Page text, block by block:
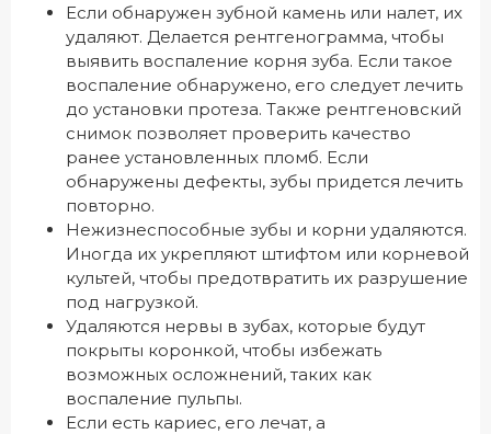
Если обнаружен зубной камень или налет, их
удаляют. Делается рентгенограмма, чтобы
выявить воспаление корня зуба. Если такое
воспаление обнаружено, его следует лечить
до установки протеза. Также рентгеновский
снимок позволяет проверить качество
ранее установленных пломб. Если
обнаружены дефекты, зубы придется лечить
повторно.
Нежизнеспособные зубы и корни удаляются.
Иногда их укрепляют штифтом или корневой
культей, чтобы предотвратить их разрушение
под нагрузкой.
Удаляются нервы в зубах, которые будут
покрыты коронкой, чтобы избежать
возможных осложнений, таких как
воспаление пульпы.
Если есть кариес, его лечат, а